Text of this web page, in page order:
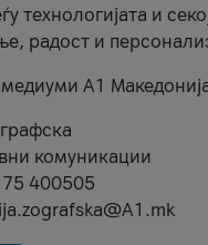
технологијата и
радост и
медиуми А1
комуникации
400505